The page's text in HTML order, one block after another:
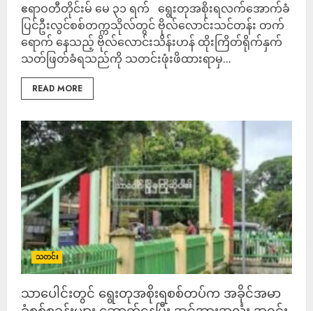
ဧရာဝတီတိုင်းမ် မေ ၃၁ ရက် ရွေးတုအစိုးရလက်အောက်ခံ
ပြင်ဦးလွင်စစ်တက္ကသိုလ်တွင် ဗိုလ်လောင်းသင်တန်း တက်
ရောက် နေသည့် ဗိုလ်လောင်းသိန်းဟန် ထိုးကြိတ်ရိုက်နှက်
သတ်ဖြတ်ခံရသည်ကို သတင်းဖုံးဖိထားရာမှ...
READ MORE
သတင်း
သာပေါင်းတွင် ရွေးတုအစိုးရစစ်တပ်က အခိုင်အမာ